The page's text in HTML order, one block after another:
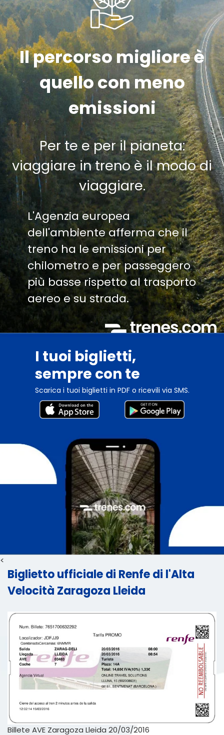
Il percorso migliore è
quello con meno
emissioni
Per te e per il pianeta:
viaggiare in treno è il modo di
viaggiare.
L'Agenzia europea
dell'ambiente afferma che il
treno ha le emissioni per
chilometro e per passeggero
più basse rispetto al trasporto
aereo e su strada.
I tuoi biglietti,
sempre con te
Scarica i tuoi biglietti in PDF o ricevili via SMS.
<
Biglietto ufficiale di Renfe di l'Alta
Velocità Zaragoza Lleida
Billete AVE Zaragoza Lleida 20/03/2016